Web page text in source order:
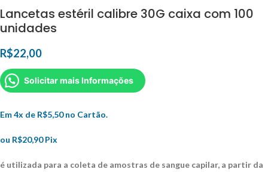
Lancetas estéril calibre 30G caixa com 100
unidades
R$22,00
Solicitar mais Informações
Em 4x de R$5,50 no Cartão.
ou R$20,90 Pix
é utilizada para a coleta de amostras de sangue capilar, a partir da